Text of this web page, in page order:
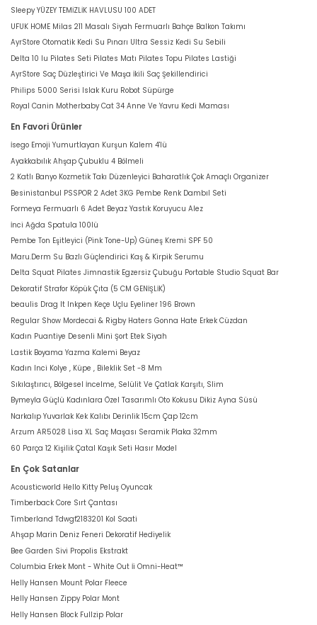
Sleepy YÜZEY TEMİZLİK HAVLUSU 100 ADET
UFUK HOME Milas 211 Masalı Siyah Fermuarlı Bahçe Balkon Takımı
AyrStore Otomatik Kedi Su Pınarı Ultra Sessiz Kedi Su Sebili
Delta 10 lu Pilates Seti Pilates Matı Pilates Topu Pilates Lastiği
AyrStore Saç Düzleştirici Ve Maşa İkili Saç Şekillendirici
Philips 5000 Serisi Islak Kuru Robot Süpürge
Royal Canin Motherbaby Cat 34 Anne Ve Yavru Kedi Maması
En Favori Ürünler
İsego Emoji Yumurtlayan Kurşun Kalem 4'lü
Ayakkabılık Ahşap Çubuklu 4 Bölmeli
2 Katlı Banyo Kozmetik Takı Düzenleyici Baharatlık Çok Amaçlı Organizer
Besinistanbul PSSPOR 2 Adet 3KG Pembe Renk Dambıl Seti
Formeya Fermuarlı 6 Adet Beyaz Yastık Koruyucu Alez
İnci Ağda Spatula 100lü
Pembe Ton Eşitleyici (Pink Tone-Up) Güneş Kremi SPF 50
Maru.Derm Su Bazlı Güçlendirici Kaş & Kirpik Serumu
Delta Squat Pilates Jimnastik Egzersiz Çubuğu Portable Studio Squat Bar
Dekoratif Strafor Köpük Çıta (5 CM GENİŞLİK)
beaulis Drag It Inkpen Keçe Uçlu Eyeliner 196 Brown
Regular Show Mordecai & Rigby Haters Gonna Hate Erkek Cüzdan
Kadın Puantiye Desenli Mini Şort Etek Siyah
Lastik Boyama Yazma Kalemi Beyaz
Kadın Inci Kolye , Küpe , Bileklik Set -8 Mm
Sıkılaştırıcı, Bölgesel İncelme, Selülit Ve Çatlak Karşıtı, Slim
Bymeyla Güçlü Kadınlara Özel Tasarımlı Oto Kokusu Dikiz Ayna Süsü
Narkalıp Yuvarlak Kek Kalıbı Derinlik 15cm Çap 12cm
Arzum AR5028 Lisa XL Saç Maşası Seramik Plaka 32mm
60 Parça 12 Kişilik Çatal Kaşık Seti Hasır Model
En Çok Satanlar
Acousticworld Hello Kitty Peluş Oyuncak
Timberback Core Sırt Çantası
Timberland Tdwgf2183201 Kol Saati
Ahşap Marin Deniz Feneri Dekoratif Hediyelik
Bee Garden Sivi Propolis Ekstrakt
Columbia Erkek Mont - White Out İi Omni-Heat™
Helly Hansen Mount Polar Fleece
Helly Hansen Zippy Polar Mont
Helly Hansen Block Fullzip Polar